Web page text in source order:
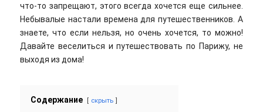
что-то запрещают, этого всегда хочется еще сильнее.
Небывалые настали времена для путешественников. А
знаете, что если нельзя, но очень хочется, то можно!
Давайте веселиться и путешествовать по Парижу, не
выходя из дома!
Содержание скрыть